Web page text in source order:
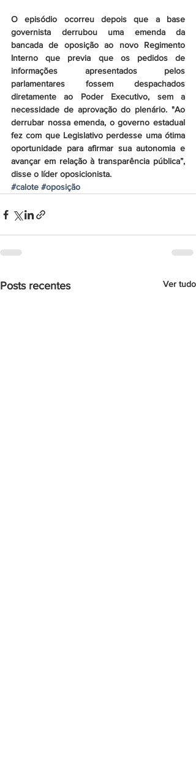
O episódio ocorreu depois que a base
governista derrubou uma emenda da
bancada de oposição ao novo Regimento
Interno que previa que os pedidos de
informações apresentados pelos
parlamentares fossem despachados
diretamente ao Poder Executivo, sem a
necessidade de aprovação do plenário. "Ao
derrubar nossa emenda, o governo estadual
fez com que Legislativo perdesse uma ótima
oportunidade para afirmar sua autonomia e
avançar em relação à transparência pública”,
disse o líder oposicionista.
#calote #oposição
Posts recentes Ver tudo